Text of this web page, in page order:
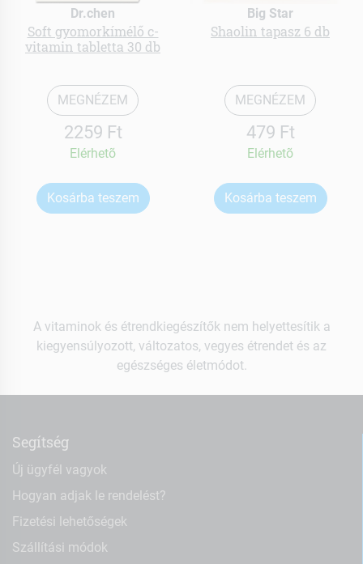
Dr.chen
Soft gyomorkímélő c-
vitamin tabletta 30 db
MEGNÉZEM
2259 Ft
Elérhetõ
Kosárba teszem
Big Star
Shaolin tapasz 6 db
MEGNÉZEM
479 Ft
Elérhetõ
Kosárba teszem
A vitaminok és étrendkiegészítők nem helyettesítik a
kiegyensúlyozott, változatos, vegyes étrendet és az
egészséges életmódot.
Segítség
Új ügyfél vagyok
Hogyan adjak le rendelést?
Fizetési lehetőségek
Szállítási módok